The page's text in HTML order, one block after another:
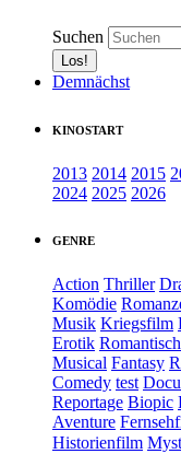
Suchen
Demnächst
KINOSTART
2013 2014 2015
2024 2025 2026
GENRE
Action Thriller
Komödie
Musik Kriegsfilm
Erotik
Musical Fantasy
Comedy test
Reportage Biopic
Aventure
Historienfilm